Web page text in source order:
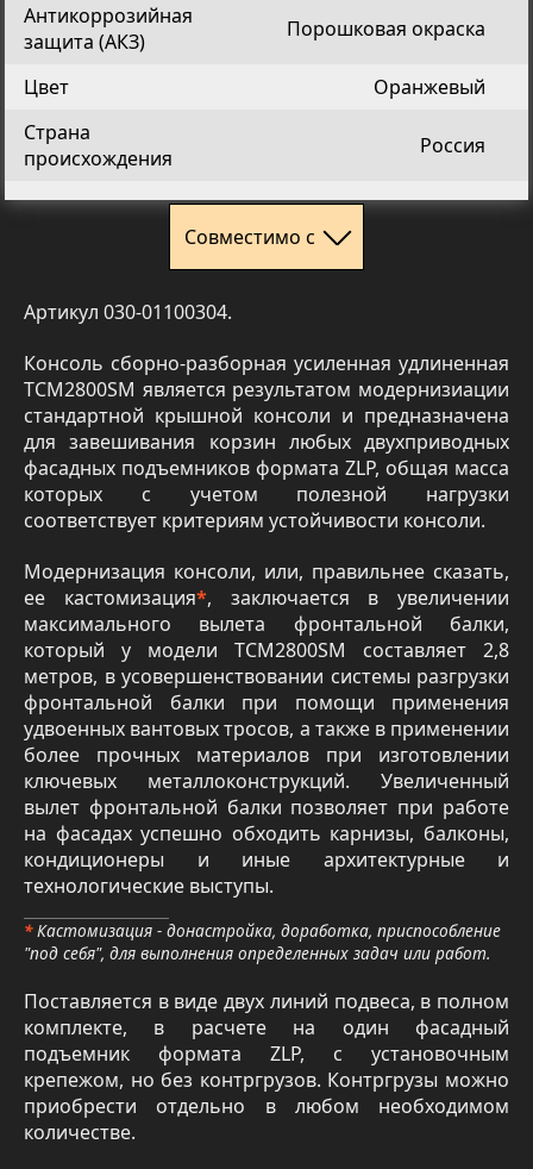
Антикоррозийная
защита (АКЗ)
Порошковая окраска
Цвет
Оранжевый
Страна
происхождения
Россия
Совместимо с
Артикул 030-01100304.
Консоль сборно-разборная усиленная удлиненная
TCM2800SM является результатом модернизиации
стандартной крышной консоли и предназначена
для завешивания корзин любых двухприводных
фасадных подъемников формата ZLP, общая масса
которых с учетом полезной нагрузки
соответствует критериям устойчивости консоли.
Модернизация консоли, или, правильнее сказать,
ее кастомизация*, заключается в увеличении
максимального вылета фронтальной балки,
который у модели TCM2800SM составляет 2,8
метров, в усовершенствовании системы разгрузки
фронтальной балки при помощи применения
удвоенных вантовых тросов, а также в применении
более прочных материалов при изготовлении
ключевых металлоконструкций. Увеличенный
вылет фронтальной балки позволяет при работе
на фасадах успешно обходить карнизы, балконы,
кондиционеры и иные архитектурные и
технологические выступы.
*Кастомизация - донастройка, доработка, приспособление
"под себя", для выполнения определенных задач или работ.
Поставляется в виде двух линий подвеса, в полном
комплекте, в расчете на один фасадный
подъемник формата ZLP, с установочным
крепежом, но без контргрузов. Контргрузы можно
приобрести отдельно в любом необходимом
количестве.